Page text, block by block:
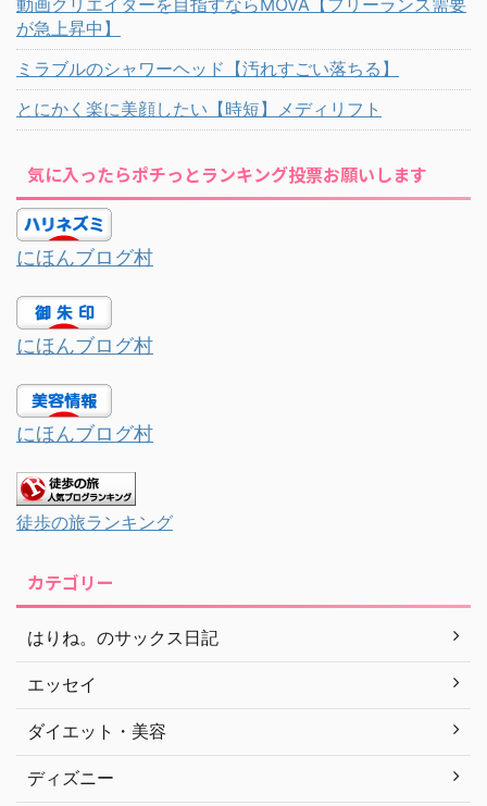
動画クリエイターを目指すならMOVA【フリーランス需要
が急上昇中】
ミラブルのシャワーヘッド【汚れすごい落ちる】
とにかく楽に美顔したい【時短】メディリフト
気に入ったらポチっとランキング投票お願いします
にほんブログ村
にほんブログ村
にほんブログ村
徒歩の旅ランキング
カテゴリー
はりね。のサックス日記
エッセイ
ダイエット・美容
ディズニー